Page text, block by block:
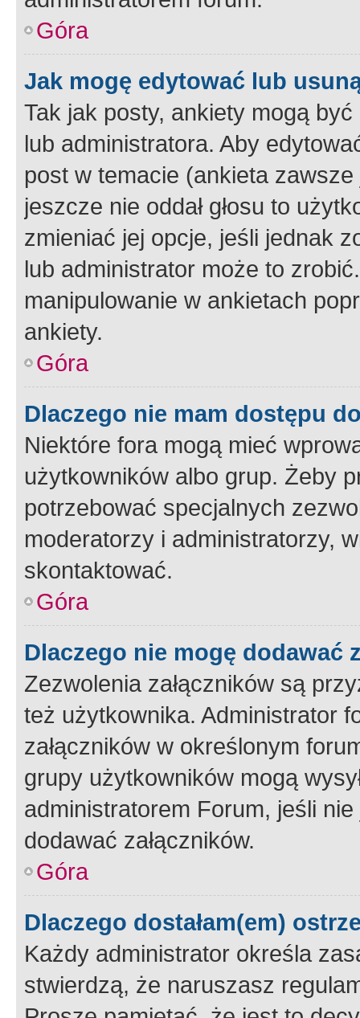
Góra
Jak mogę edytować lub
Tak jak posty, ankiety mogą
lub administratora. Aby
post w temacie (ankieta
jeszcze nie oddał głosu to
zmieniać jej opcje, jeśli jednak
lub administrator może to
manipulowanie w ankietach
ankiety.
Góra
Dlaczego nie mam dostępu
Niektóre fora mogą mieć
użytkowników albo grup. Żeby
potrzebować specjalnych
moderatorzy i administratorzy,
skontaktować.
Góra
Dlaczego nie mogę dodawać
Zezwolenia załączników są
też użytkownika. Administrator
załączników w określonym
grupy użytkowników mogą
administratorem Forum, jeśli
dodawać załączników.
Góra
Dlaczego dostałam(em)
Każdy administrator określa
stwierdzą, że naruszasz